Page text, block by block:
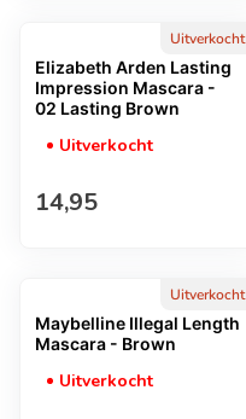
Uitverkocht
Elizabeth Arden Lasting
Impression Mascara -
02 Lasting Brown
Uitverkocht
Normale prijs
14,95
Uitverkocht
Maybelline Illegal Length
Mascara - Brown
Uitverkocht